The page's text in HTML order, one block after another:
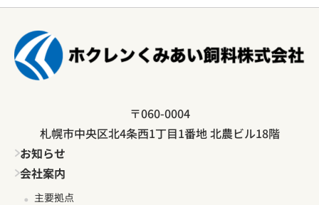
〒060-0004
札幌市中央区北4条西1丁目1番地 北農ビル18階
お知らせ
会社案内
主要拠点